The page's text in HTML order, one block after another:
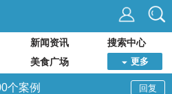
新闻资讯
搜索中心
美食广场 更多
回复
个案例